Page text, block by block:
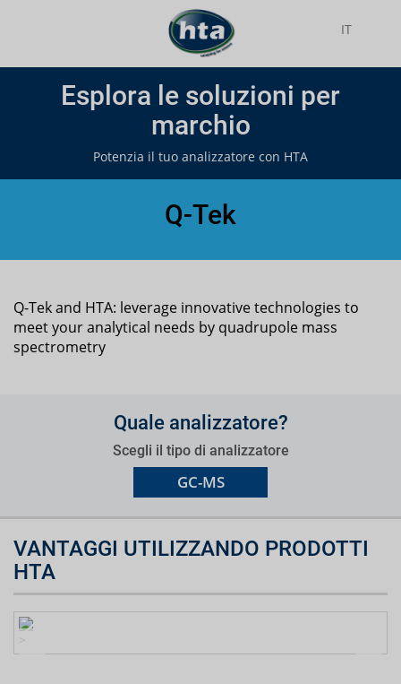
IT
Esplora le soluzioni per
marchio
Potenzia il tuo analizzatore con HTA
Q-Tek
Q-Tek and HTA: leverage innovative technologies to
meet your analytical needs by quadrupole mass
spectrometry
Quale analizzatore?
Scegli il tipo di analizzatore
GC-MS
VANTAGGI UTILIZZANDO PRODOTTI
HTA